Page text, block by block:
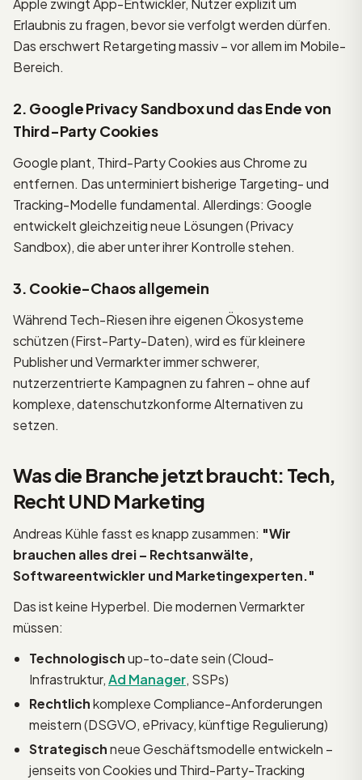
Apple zwingt App-Entwickler, Nutzer explizit um
Erlaubnis zu fragen, bevor sie verfolgt werden dürfen.
Das erschwert Retargeting massiv – vor allem im Mobile-
Bereich.
2. Google Privacy Sandbox und das Ende von
Third-Party Cookies
Google plant, Third-Party Cookies aus Chrome zu
entfernen. Das unterminiert bisherige Targeting- und
Tracking-Modelle fundamental. Allerdings: Google
entwickelt gleichzeitig neue Lösungen (Privacy
Sandbox), die aber unter ihrer Kontrolle stehen.
3. Cookie-Chaos allgemein
Während Tech-Riesen ihre eigenen Ökosysteme
schützen (First-Party-Daten), wird es für kleinere
Publisher und Vermarkter immer schwerer,
nutzerzentrierte Kampagnen zu fahren – ohne auf
komplexe, datenschutzkonforme Alternativen zu
setzen.
Was die Branche jetzt braucht: Tech,
Recht UND Marketing
Andreas Kühle fasst es knapp zusammen: "Wir
brauchen alles drei – Rechtsanwälte,
Softwareentwickler und Marketingexperten."
Das ist keine Hyperbel. Die modernen Vermarkter
müssen:
Technologischup-to-date sein (Cloud-
Infrastruktur,Ad Manager, SSPs)
Rechtlichkomplexe Compliance-Anforderungen
meistern (DSGVO, ePrivacy, künftige Regulierung)
Strategischneue Geschäftsmodelle entwickeln –
jenseits von Cookies und Third-Party-Tracking